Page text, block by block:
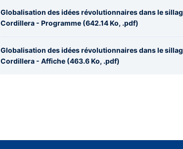
Globalisation des idées révolutionnaires dans le
Cordillera - Programme (642.14 Ko, .pdf)
Globalisation des idées révolutionnaires dans le
Cordillera - Affiche (463.6 Ko, .pdf)